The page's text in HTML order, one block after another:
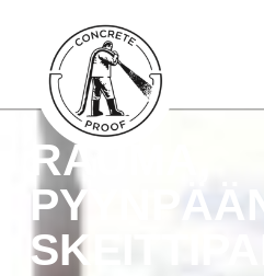
RAUMA,